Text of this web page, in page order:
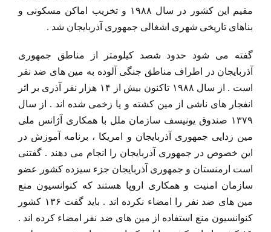
مقیم این کشور در سال ۱۹۸۸ و تخریب اماکن مسکونی و
بناهای تاریخی شهری اشغالی جمهوری آذربایجان شد .
گفته می شود حدود شصد کیلومتر از مناطق جمهوری
آذربایجان در اطراف مناطق جنگی آلوده به مین های ضد نفر
است . از سال ۱۹۸۸ تاکنون بیش از ۱۴ هزار نفر آذری بر اثر
انفجار های ناشی از مین کشته و یا زخمی شده اند . از سال
۱۳۷۹ صندوق یونیسف سازمان ملل با همکاری آژانس ملی
مین زدایی جمهوری آذربایجان و امریکا ، برنامه آموزش در
این خصوص در جمهوری آذربایجان را انجام می دهند . گفتنی
است ارمنستان و جمهوری آذربایجان جزء سیزده کشور عضو
سازمان امنیت و همکاری اروپا هستند که کنوانسیون منع
مین های ضد نفر را امضاء نکرده اند . باید گفت ۱۳۶ کشور
کنوانسیون منع استفاده از مین های ضد نفر امضاء کرده اند .